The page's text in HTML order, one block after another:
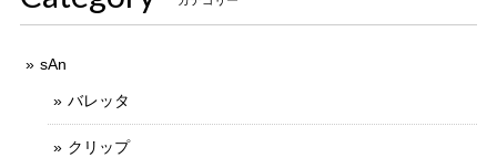
sAn
バレッタ
クリップ